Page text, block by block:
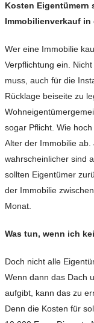
Kosten Eigentümern
Immobilienverkauf
Wer eine Immobilie
Verpflichtung ein.
muss, auch für die
Rücklage beiseite zu
sogar Pflicht. Wie
Alter der Immobilie
wahrscheinlicher sind
sollten Eigentümer
der Immobilie
Monat.
Was tun, wenn ich
Doch nicht alle
Wenn dann das Dach
aufgibt, kann das zu
Denn die Kosten für